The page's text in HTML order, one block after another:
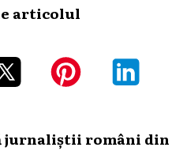
articolul
jurnaliștii români